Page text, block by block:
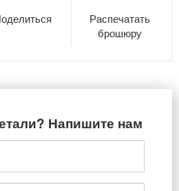
Распечатать
брошюру
Напишите нам